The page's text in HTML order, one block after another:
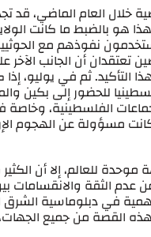
خلال العام الماضي،
هو بالضبط ما كانت
نفوذهم مع
تعتقدان أن الجانب
ثم في يوليو، إذا
تمكنوا من دعوة كبار ممثلي 14 فصيلا
الفلسطينية، وخاصة
للعالم، إلا أن
الثقة والانقسامات
أهمية في دبلوماسية
هذه القصة من جميع